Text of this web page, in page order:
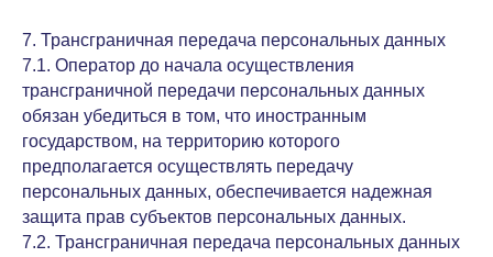
7. Трансграничная передача персональных данных
7.1. Оператор до начала осуществления
трансграничной передачи персональных данных
обязан убедиться в том, что иностранным
государством, на территорию которого
предполагается осуществлять передачу
персональных данных, обеспечивается надежная
защита прав субъектов персональных данных.
7.2. Трансграничная передача персональных данных